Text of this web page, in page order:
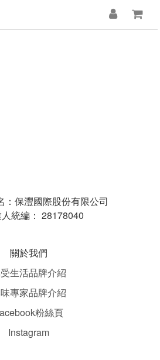
保灃國際股份有限公司
統編： 28178040
關於我們
生活品牌介紹
專家品牌介紹
粉絲頁
Instagram